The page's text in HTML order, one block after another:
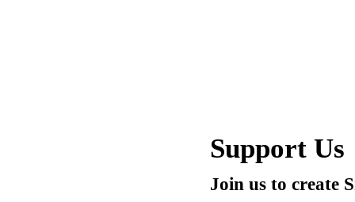
Support Us
Join us to create